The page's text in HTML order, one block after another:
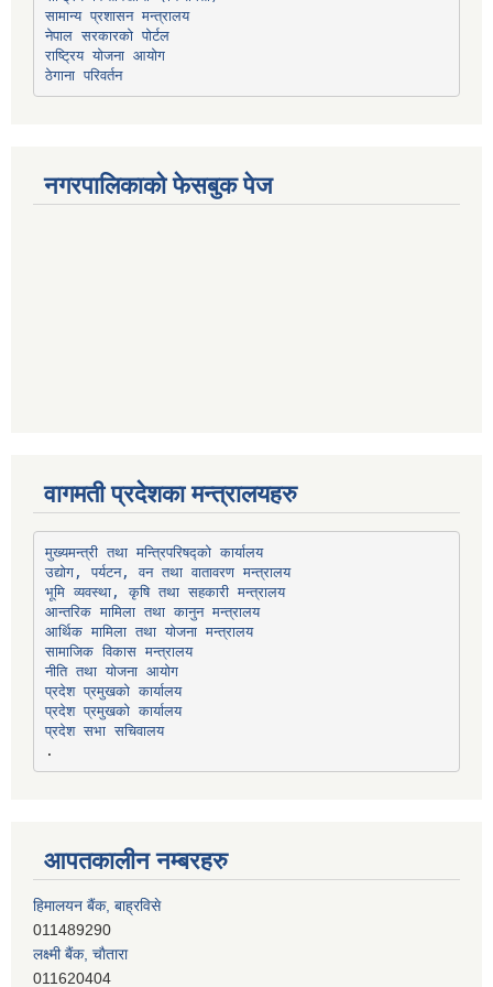
सामान्य प्रशासन मन्त्रालय
नेपाल सरकारको पोर्टल
राष्ट्रिय योजना आयोग
ठेगाना परिवर्तन
नगरपालिकाको फेसबुक पेज
वागमती प्रदेशका मन्त्रालयहरु
मुख्यमन्त्री तथा मन्त्रिपरिषद्को कार्यालय
उद्योग, पर्यटन, वन तथा वातावरण मन्त्रालय
भूमि व्यवस्था, कृषि तथा सहकारी मन्त्रालय
आन्तरिक मामिला तथा कानुन मन्त्रालय
आर्थिक मामिला तथा योजना मन्त्रालय
सामाजिक विकास मन्त्रालय
नीति तथा योजना आयोग
प्रदेश प्रमुखको कार्यालय
प्रदेश प्रमुखको कार्यालय
प्रदेश सभा सचिवालय
आपतकालीन नम्बरहरु
लक्ष्मी बैंक, चाैतारा
011620404
मेगा बैंक, चाैतारा
011620413